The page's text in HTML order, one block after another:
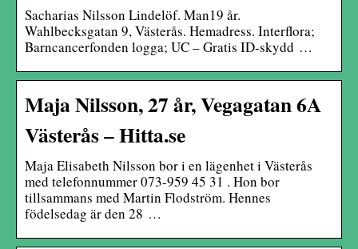
Sacharias Nilsson Lindelöf. Man19 år.
Wahlbecksgatan 9, Västerås. Hemadress. Interflora;
Barncancerfonden logga; UC – Gratis ID-skydd …
Maja Nilsson, 27 år, Vegagatan 6A
Västerås – Hitta.se
Maja Elisabeth Nilsson bor i en lägenhet i Västerås
med telefonnummer 073-959 45 31 . Hon bor
tillsammans med Martin Flodström. Hennes
födelsedag är den 28 …